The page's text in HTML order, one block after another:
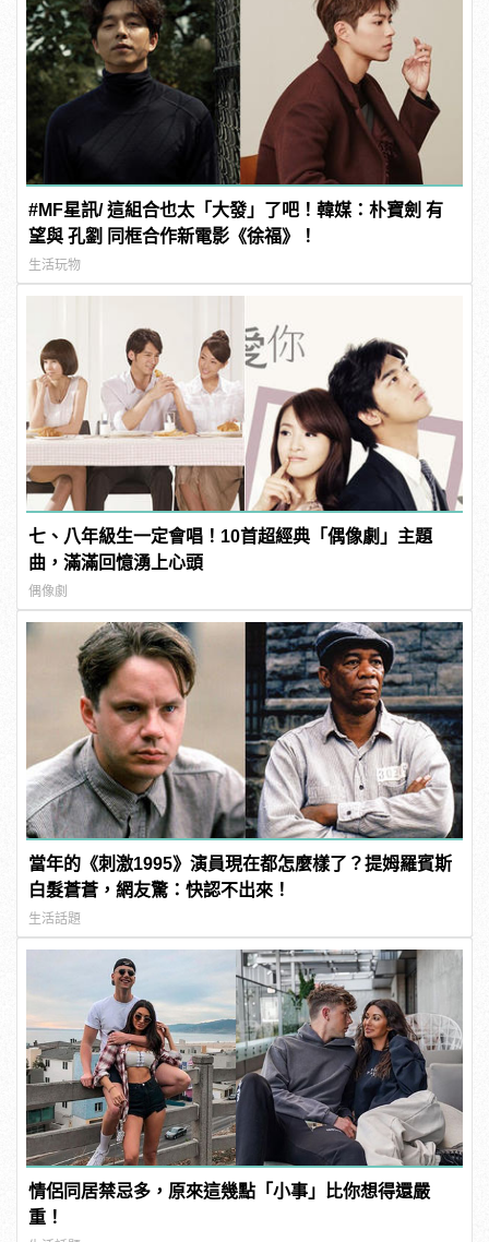
#MF星訊/ 這組合也太「大發」了吧！韓媒：朴寶劍 有
望與 孔劉 同框合作新電影《徐福》！
生活玩物
七、八年級生一定會唱！10首超經典「偶像劇」主題
曲，滿滿回憶湧上心頭
偶像劇
當年的《刺激1995》演員現在都怎麼樣了？提姆羅賓斯
白髮蒼蒼，網友驚：快認不出來！
生活話題
情侶同居禁忌多，原來這幾點「小事」比你想得還嚴
重！